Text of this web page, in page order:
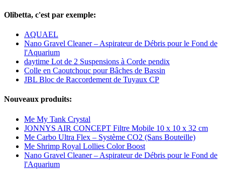
Olibetta, c'est par exemple:
AQUAEL
Nano Gravel Cleaner – Aspirateur de Débris pour le Fond de
l'Aquarium
daytime Lot de 2 Suspensions à Corde pendix
Colle en Caoutchouc pour Bâches de Bassin
JBL Bloc de Raccordement de Tuyaux CP
Nouveaux produits:
Me My Tank Crystal
JONNYS AIR CONCEPT Filtre Mobile 10 x 10 x 32 cm
Me Carbo Ultra Flex – Système CO2 (Sans Bouteille)
Me Shrimp Royal Lollies Color Boost
Nano Gravel Cleaner – Aspirateur de Débris pour le Fond de
l'Aquarium